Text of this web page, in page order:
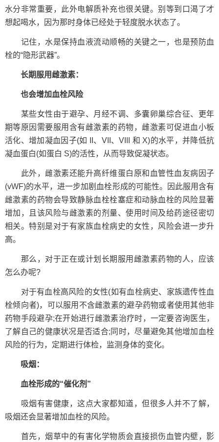
水分非常重要，此外电解质补充也很关键。别等到口渴了才
想起喝水，因为那时身体已经处于轻度脱水状态了。
记住，水是保持血液流动顺畅的关键之一，也是预防血
栓的“隐形武器”。
长期服用雌激素：
也会增加血栓风险
某些女性由于避孕、月经不调、多囊卵巢综合征、更年
期等原因需要服用含有雌激素的药物，雌激素可促进血小板
活化、增加凝血因子(如 II、VII、VIII 和 X)的水平，并降低抗
凝血蛋白(如蛋白 S)的活性，从而导致促凝状态。
此外，雌激素还能升高纤维蛋白原和血管性血友病因子
(vWF)的水平，进一步加剧血栓形成的可能性。因此服用含有
雌激素的药物会导致静脉血栓栓塞症和动脉血栓的风险显著
增加，且该风险与雌激素的剂量、使用时间及给药途径密切
相关。特别是对于有家族血栓病史的女性，风险会进一步升
高。
那么，对于正在或计划长期服用雌激素药物的人，应该
怎么办呢?
对于有血栓高风险的女性(如有血栓病史、家族遗传性血
栓倾向者)，可以服用不含雌激素的避孕药物或者使用其他非
药物手段避孕;在开始进行雌激素治疗时，一定要咨询医生，
了解自己的健康状况是否适合;同时，尽量避免其他增加血栓
风险的行为，定期进行体检，监测身体的变化。
吸烟：
血栓形成的“催化剂”
吸烟有害健康，这点大家都知道，但很多人并不了解，
吸烟还会显著增加血栓的风险。
首先，烟草中的有害化学物质会直接损伤血管内壁，影